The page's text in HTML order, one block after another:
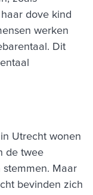
dove kind
werken
Dit
Utrecht wonen
de twee
Maar
bevinden zich